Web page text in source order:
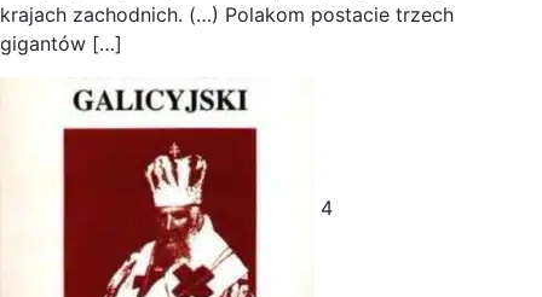
krajach zachodnich. (…) Polakom postacie trzech
gigantów […]
4